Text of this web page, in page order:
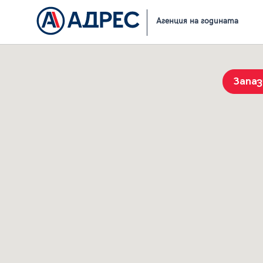
Агенция на годината
Начало Резултати от търсене